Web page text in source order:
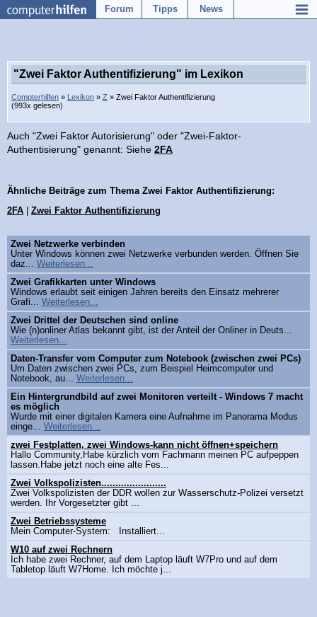
Forum Tipps News
"Zwei Faktor Authentifizierung" im Lexikon
Compterhilfen » Lexikon » Z » Zwei Faktor Authentifizierung
(993x gelesen)
Auch "Zwei Faktor Autorisierung" oder "Zwei-Faktor-
Authentisierung" genannt: Siehe 2FA
Ähnliche Beiträge zum Thema Zwei Faktor Authentifizierung:
2FA
Zwei Faktor Authentifizierung
Zwei Netzwerke verbinden
Unter Windows können zwei Netzwerke verbunden werden. Öffnen Sie
daz... Weiterlesen...
Zwei Grafikkarten unter Windows
Windows erlaubt seit einigen Jahren bereits den Einsatz mehrerer
Grafi... Weiterlesen...
Zwei Drittel der Deutschen sind online
Wie (n)onliner Atlas bekannt gibt, ist der Anteil der Onliner in Deuts...
Weiterlesen...
Daten-Transfer vom Computer zum Notebook (zwischen zwei PCs)
Um Daten zwischen zwei PCs, zum Beispiel Heimcomputer und
Notebook, au... Weiterlesen...
Ein Hintergrundbild auf zwei Monitoren verteilt - Windows 7 macht
es möglich
Wurde mit einer digitalen Kamera eine Aufnahme im Panorama Modus
einge... Weiterlesen...
zwei Festplatten, zwei Windows-kann nicht öffnen+speichern
Hallo Community,Habe kürzlich vom Fachmann meinen PC aufpeppen
lassen.Habe jetzt noch eine alte Fes...
Zwei Volkspolizisten.......................
Zwei Volkspolizisten der DDR wollen zur Wasserschutz-Polizei versetzt
werden. Ihr Vorgesetzter gibt ...
Zwei Betriebssysteme
Mein Computer-System: Installiert...
W10 auf zwei Rechnern
Ich habe zwei Rechner, auf dem Laptop läuft W7Pro und auf dem
Tabletop läuft W7Home. Ich möchte j...